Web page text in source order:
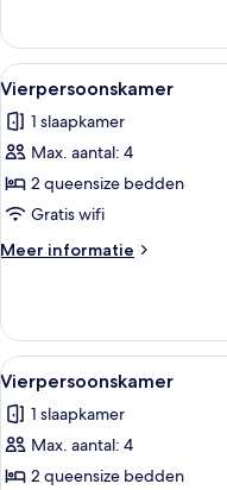
tweepersoonskamer
Alle
foto's
voor
Vierpersoonskamer
laden
10
Vierpersoonskamer
1 slaapkamer
Max. aantal: 4
2 queensize bedden
Gratis wifi
Meer informatie
Meer
Alle
foto's
voor
Vierpersoonskamer
laden
11
Vierpersoonskamer
1 slaapkamer
Max. aantal: 4
2 queensize bedden